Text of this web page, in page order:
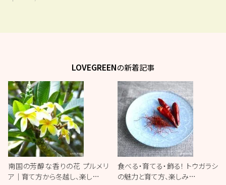
LOVEGREENの新着記事
南国の芳醇な香りの花 プルメリ
ア｜育て方から冬越し、楽し…
食べる・育てる・飾る！ トウガラシ
の魅力と育て方、楽しみ…